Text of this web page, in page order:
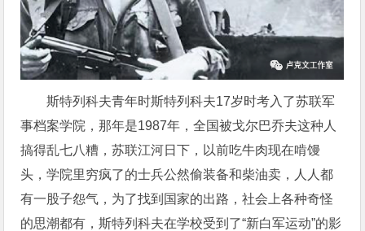
斯特列科夫青年时斯特列科夫17岁时考入了苏联军
事档案学院，那年是1987年，全国被戈尔巴乔夫这种人
搞得乱七八糟，苏联江河日下，以前吃牛肉现在啃馒
头，学院里穷疯了的士兵公然偷装备和柴油卖，人人都
有一股子怨气，为了找到国家的出路，社会上各种奇怪
的思潮都有，斯特列科夫在学校受到了“新白军运动”的影